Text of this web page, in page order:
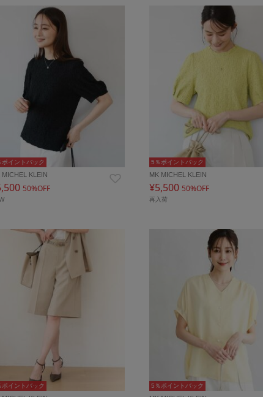
ポイントバック
MICHEL KLEIN
50%OFF
5％ポイントバック
MK MICHEL KLEIN
¥5,500 50%OFF
再入荷
ポイントバック 5％ポイントバック